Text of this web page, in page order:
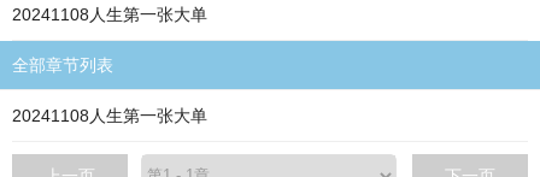
20241108人生第一张大单
全部章节列表
20241108人生第一张大单